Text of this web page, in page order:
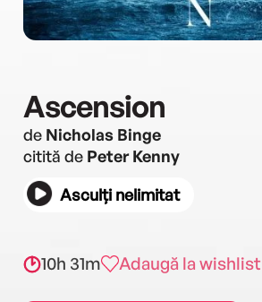
Ascension
de Nicholas Binge
citită de Peter Kenny
Asculți nelimitat
10h 31m Adaugă la wishlist